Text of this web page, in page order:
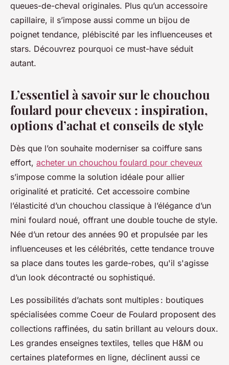
Constance•2 août 2025•9 min de lecture
queues-de-cheval originales. Plus qu’un accessoire
capillaire, il s’impose aussi comme un bijou de
poignet tendance, plébiscité par les influenceuses et
stars. Découvrez pourquoi ce must-have séduit
autant.
L’essentiel à savoir sur le chouchou
foulard pour cheveux : inspiration,
options d’achat et conseils de style
Dès que l’on souhaite moderniser sa coiffure sans
effort, acheter un chouchou foulard pour cheveux
s’impose comme la solution idéale pour allier
originalité et praticité. Cet accessoire combine
l’élasticité d’un chouchou classique à l’élégance d’un
mini foulard noué, offrant une double touche de style.
Née d’un retour des années 90 et propulsée par les
influenceuses et les célébrités, cette tendance trouve
sa place dans toutes les garde-robes, qu'il s'agisse
d’un look décontracté ou sophistiqué.
Les possibilités d’achats sont multiples : boutiques
spécialisées comme Coeur de Foulard proposent des
collections raffinées, du satin brillant au velours doux.
Les grandes enseignes textiles, telles que H&M ou
certaines plateformes en ligne, déclinent aussi ce